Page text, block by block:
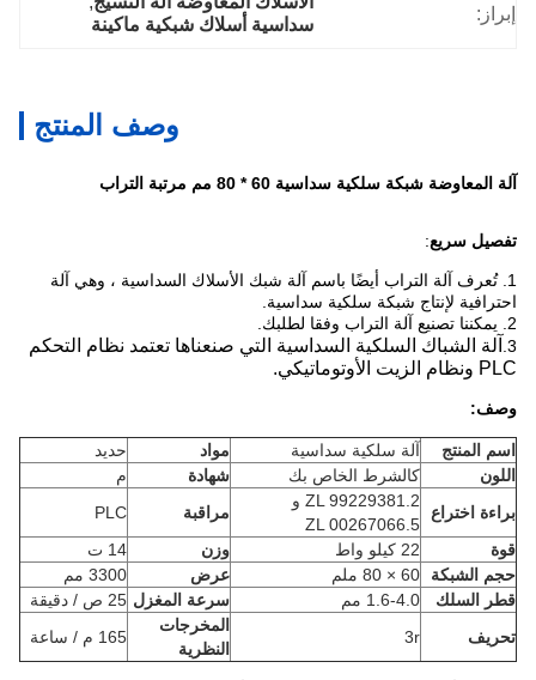
إبراز:
سداسية أسلاك شبكية ماكينة
وصف المنتج
آلة المعاوضة شبكة سلكية سداسية 60 * 80 مم مرتبة التراب
تفصيل سريع:
1. تُعرف آلة التراب أيضًا باسم آلة شبك الأسلاك السداسية ، وهي آلة
احترافية لإنتاج شبكة سلكية سداسية.
آلة الشباك السلكية السداسية التي صنعناها تعتمد نظام التحكم
PLC ونظام الزيت الأوتوماتيكي.
وصف:
اسم المنتج آلة سلكية سداسية مواد
حديد
اللون
كالشرط الخاص بك شهادة
م
براءة اختراع
ZL 99229381.2 و
ZL 00267066.5
مراقبة
PLC
قوة
22 كيلو واط وزن
14 ت
حجم الشبكة
60 × 80 ملم عرض
3300 مم
قطر السلك
1.6-4.0 مم سرعة المغزل 25 ص / دقيقة
تحريف
3r
المخرجات
النظرية
165 م / ساعة